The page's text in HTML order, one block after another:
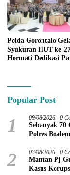
Polda Gorontalo
Syukuran HUT ke-
Hormati Dedikasi
Popular Post
1 09/08/2026 0
Sebanyak 70
Polres
2 03/08/2026 0
Mantan Pj
Kasus